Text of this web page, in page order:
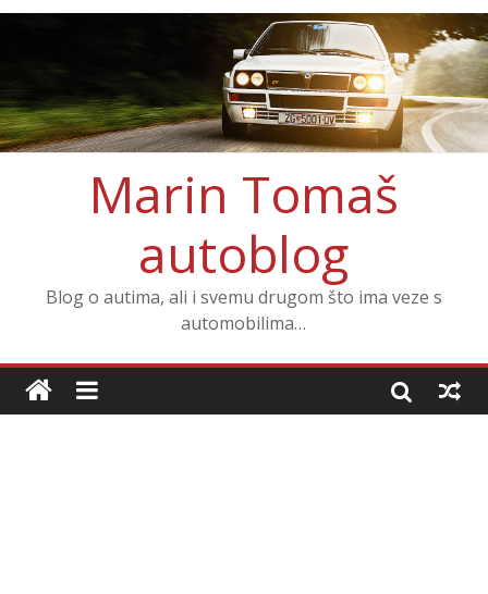
Marin Tomaš
autoblog
Blog o autima, ali i svemu drugom što ima veze s
automobilima…